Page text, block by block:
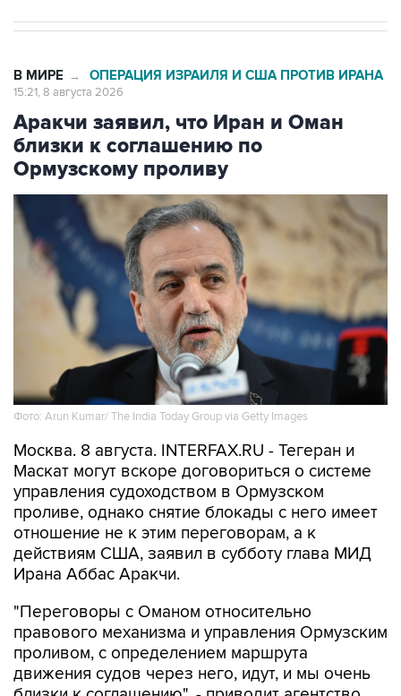
В МИРЕ → ОПЕРАЦИЯ ИЗРАИЛЯ И США ПРОТИВ ИРАНА
15:21, 8 августа 2026
Аракчи заявил, что Иран и Оман
близки к соглашению по
Ормузскому проливу
Фото: Arun Kumar/ The India Today Group via Getty Images
Москва. 8 августа. INTERFAX.RU - Тегеран и
Маскат могут вскоре договориться о системе
управления судоходством в Ормузском
проливе, однако снятие блокады с него имеет
отношение не к этим переговорам, а к
действиям США, заявил в субботу глава МИД
Ирана Аббас Аракчи.
"Переговоры с Оманом относительно
правового механизма и управления Ормузским
проливом, с определением маршрута
движения судов через него, идут, и мы очень